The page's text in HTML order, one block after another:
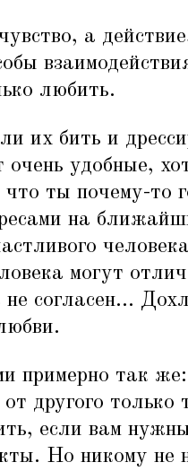
а
любить.
их бить и
удобные,
ты почему-то
на
могут
согласен...
примерно так
другого
если вам
Но никому